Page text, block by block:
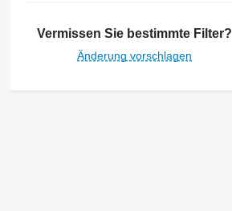
Vermissen Sie bestimmte Filter?
Änderung vorschlagen